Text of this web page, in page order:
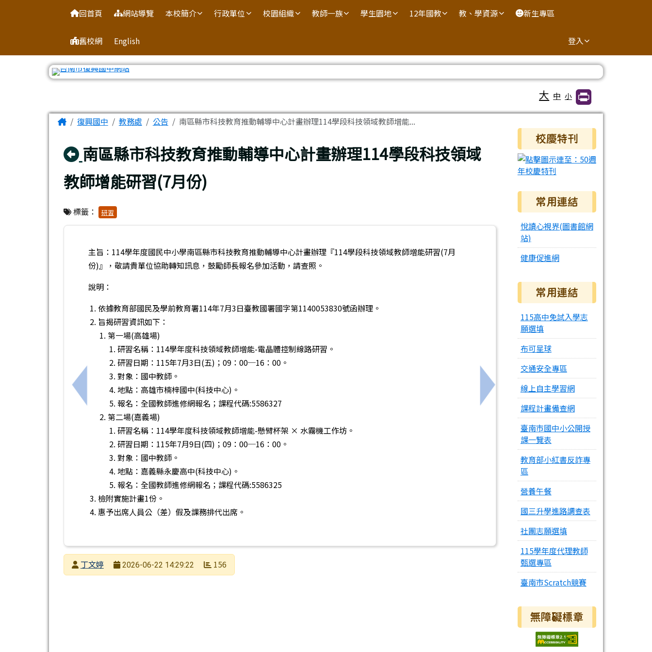
臺南市復興國中網站
回首頁 網站導覽 本校簡介 行政單位 校園組織 教師一族 學生園地 12年國教 教、學資源 新生專區
舊校網 English 登入
大 中 小
主內容區域
Home復興國中 教務處 公告 南區縣市科技教育推動輔導中心計畫辦理114學段科技領域教師增能...
回上頁
南區縣市科技教育推動輔導中心計畫辦理114學段科技領域
教師增能研習(7月份)
標籤： 研習
上一筆：115年臺南市暑期無人機足球體驗營實施計畫
主旨：114學年度國民中小學南區縣市科技教育推動輔導中心計畫辦理『114學段科技領域教師增能研習(7月
份)』，敬請貴單位協助轉知訊息，鼓勵師長報名參加活動，請查照。
說明：
依據教育部國民及學前教育署114年7月3日臺教國署國字第1140053830號函辦理。
旨揭研習資訊如下：
第一場(高雄場)
研習名稱：114學年度科技領域教師增能-電晶體控制線路研習。
研習日期：115年7月3日(五)；09：00─16：00。
對象：國中教師。
地點：高雄市楠梓國中(科技中心)。
報名：全國教師進修網報名；課程代碼:5586327
第二場(嘉義場)
研習名稱：114學年度科技領域教師增能-懸臂杯架 × 水霧機工作坊。
研習日期：115年7月9日(四)；09：00─16：00。
對象：國中教師。
地點：嘉義縣永慶高中(科技中心)。
報名：全國教師進修網報名；課程代碼:5586325
檢附實施計畫1份。
惠予出席人員公（差）假及課務排代出席。
下一筆：財團法人中華民國證券暨期貨市場發
發布者丁文婷
2026-06-22 14:29:22 156
右邊區域內容
校慶特刊
常用連結
悅讀心視界(圖書館網
站)
健康促進網
常用連結
115高中免試入學志
願選填
布可星球
交通安全專區
線上自主學習網
課程計畫備查網
臺南市國中小公開授
課一覽表
教育部小紅書反詐專
區
營養午餐
國三升學進路調查表
社團志願選填
115學年度代理教師
甄選專區
臺南市Scratch競賽
無障礙標章
頁尾區域